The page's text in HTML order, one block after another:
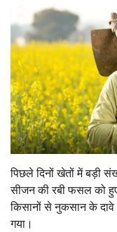
पिछले दिनों खेतों में बड़ी
सीजन की रबी फसल को
किसानों से नुकसान के दावे
गया।